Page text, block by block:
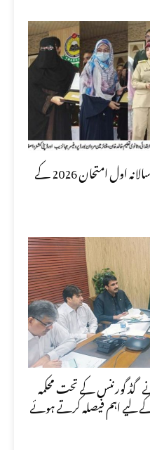
تعلیمی بورڈ مردان نے ایس ایس سی سالانہ اول امتحان 2026 کے
گڈ گورننس کے تحت محکمہ
لیے اہم فیصلہ کرتے ہوئے